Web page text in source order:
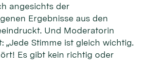
angesichts der
Ergebnisse aus den
Und Moderatorin
„Jede Stimme ist gleich wichtig.
Es gibt kein richtig oder